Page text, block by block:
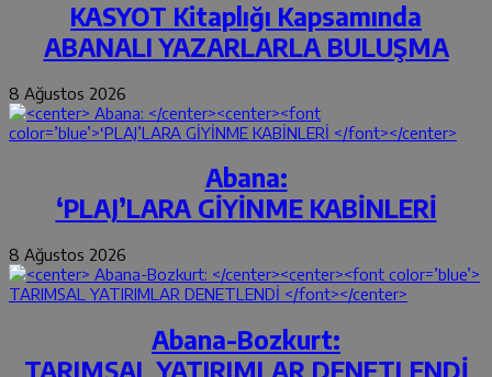
KASYOT Kitaplığı Kapsamında
ABANALI YAZARLARLA BULUŞMA
8 Ağustos 2026
Abana:
‘PLAJ’LARA GİYİNME KABİNLERİ
8 Ağustos 2026
Abana-Bozkurt:
TARIMSAL YATIRIMLAR DENETLENDİ